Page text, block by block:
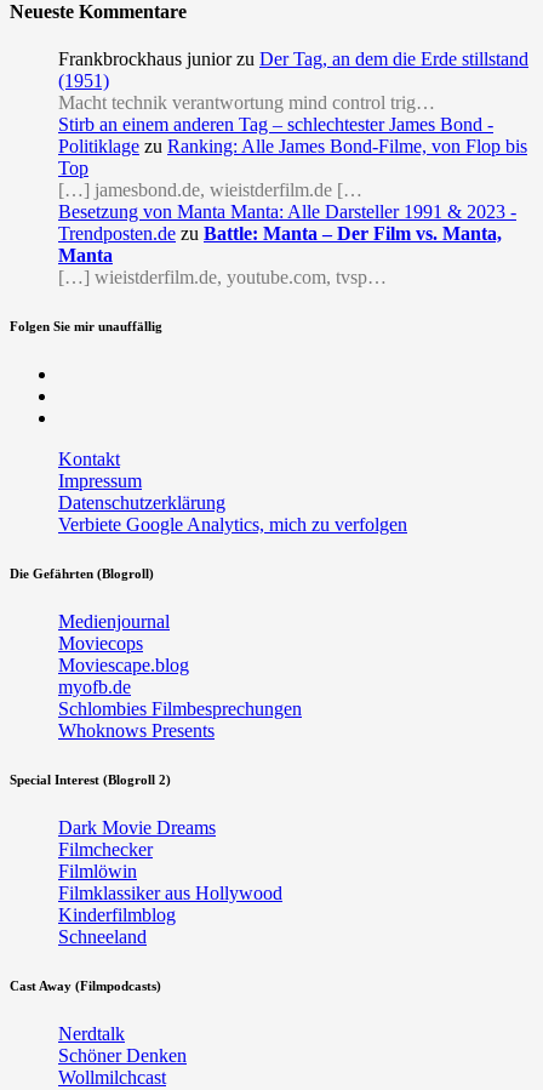
Neueste Kommentare
Frankbrockhaus junior zu Der Tag, an dem die Erde stillstand
(1951)
Macht technik verantwortung mind control trig…
Stirb an einem anderen Tag – schlechtester James Bond -
Politiklage zu Ranking: Alle James Bond-Filme, von Flop bis
Top
[…] jamesbond.de, wieistderfilm.de […
Besetzung von Manta Manta: Alle Darsteller 1991 & 2023 -
Trendposten.de zu Battle: Manta – Der Film vs. Manta,
Manta
[…] wieistderfilm.de, youtube.com, tvsp…
Folgen Sie mir unauffällig
Kontakt
Impressum
Datenschutzerklärung
Verbiete Google Analytics, mich zu verfolgen
Die Gefährten (Blogroll)
Medienjournal
Moviecops
Moviescape.blog
myofb.de
Schlombies Filmbesprechungen
Whoknows Presents
Special Interest (Blogroll 2)
Dark Movie Dreams
Filmchecker
Filmlöwin
Filmklassiker aus Hollywood
Kinderfilmblog
Schneeland
Cast Away (Filmpodcasts)
Nerdtalk
Schöner Denken
Wollmilchcast